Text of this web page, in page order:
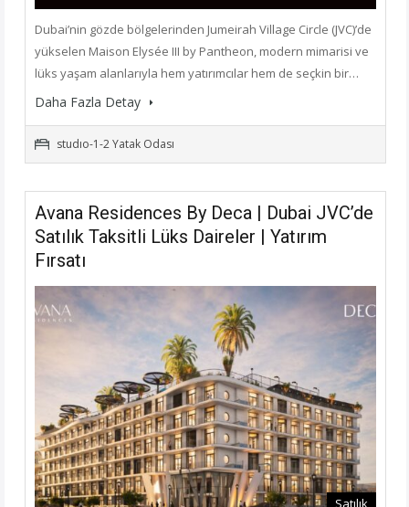
Dubai’nin gözde bölgelerinden Jumeirah Village Circle (JVC)’de
yükselen Maison Elysée III by Pantheon, modern mimarisi ve
lüks yaşam alanlarıyla hem yatırımcılar hem de seçkin bir…
Daha Fazla Detay
studıo-1-2 Yatak Odası
Avana Residences By Deca | Dubai JVC’de
Satılık Taksitli Lüks Daireler | Yatırım
Fırsatı
Satılık